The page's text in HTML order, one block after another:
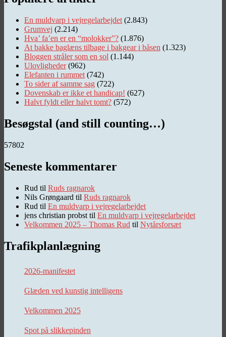
En muldvarp i vejregelarbejdet (2.843)
Grumvej (2.214)
Hva’ fa’en er en “molokker”? (1.876)
At bakke baglæns tilbage i bakgear i båsen (1.323)
Bloggen stråler som en sol (1.144)
Ulovligheder (962)
Elefanten i rummet (742)
To sider af samme sag (722)
Dovenskab er ikke et handicap! (627)
Halvt fyldt eller halvt tomt? (572)
Besøgstal (and still counting…)
57802
Seneste kommentarer
Rud til Ruds ragnarok
Nils Grøngaard til Ruds ragnarok
Rud til En muldvarp i vejregelarbejdet
jens christian probst til En muldvarp i vejregelarbejdet
Velkommen 2025 – Thomas Rud til Nytårsforsæt
Trafikplanlægning
2026-manifestet
Glæden ved kunstig intelligens
Velkommen 2025
Spot på slikkepinden